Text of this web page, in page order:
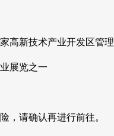
高新技术产业开发区管
展览之一
，请确认再进行前往。